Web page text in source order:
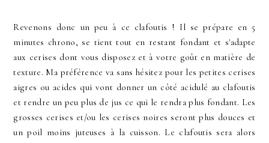
Revenons donc un peu à ce clafoutis ! Il se prépare en 5
minutes chrono, se tient tout en restant fondant et s'adapte
aux cerises dont vous disposez et à votre goût en matière de
texture. Ma préférence va sans hésitez pour les petites cerises
aigres ou acides qui vont donner un côté acidulé au clafoutis
et rendre un peu plus de jus ce qui le rendra plus fondant. Les
grosses cerises et/ou les cerises noires seront plus douces et
un poil moins juteuses à la cuisson. Le clafoutis sera alors